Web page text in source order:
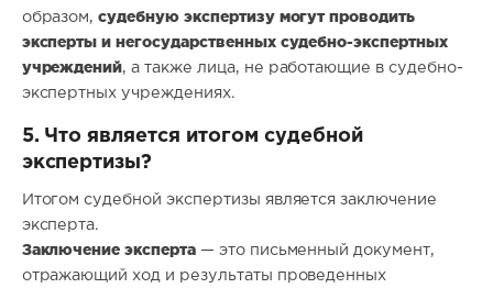
образом,судебную экспертизу могут проводить
эксперты и негосударственных судебно-экспертных
учреждений, а также лица, не работающие в судебно-
экспертных учреждениях.
5. Что является итогом судебной
экспертизы?
Итогом судебной экспертизы является заключение
эксперта.
Заключение эксперта— это письменный документ,
отражающий ход и результаты проведенных